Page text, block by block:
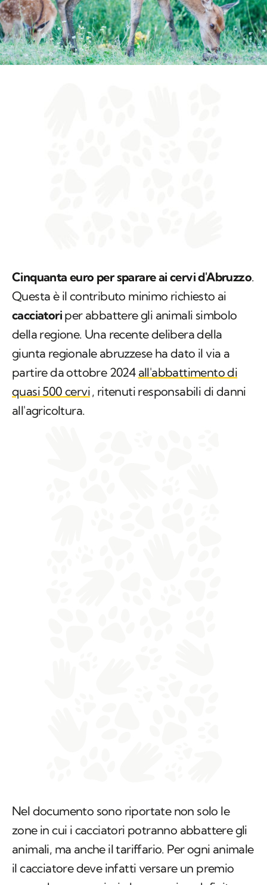
Cinquanta euro per sparare ai cervi d'Abruzzo.
Questa è il contributo minimo richiesto ai
cacciatori per abbattere gli animali simbolo
della regione. Una recente delibera della
giunta regionale abruzzese ha dato il via a
partire da ottobre 2024 all'abbattimento di
quasi 500 cervi, ritenuti responsabili di danni
all'agricoltura.
Nel documento sono riportate non solo le
zone in cui i cacciatori potranno abbattere gli
animali, ma anche il tariffario. Per ogni animale
il cacciatore deve infatti versare un premio